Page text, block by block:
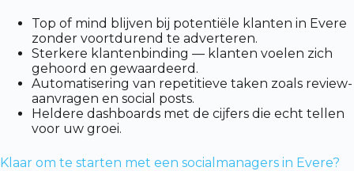
Top of mind blijven bij potentiële klanten in Evere
zonder voortdurend te adverteren.
Sterkere klantenbinding — klanten voelen zich
gehoord en gewaardeerd.
Automatisering van repetitieve taken zoals review-
aanvragen en social posts.
Heldere dashboards met de cijfers die echt tellen
voor uw groei.
Klaar om te starten met een socialmanagers in Evere?